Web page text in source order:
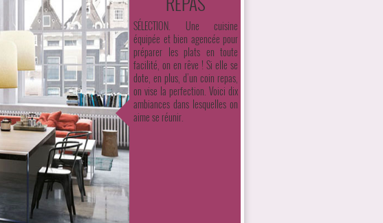
SÉLECTION. Une cuisine
équipée et bien agencée pour
préparer les plats en toute
facilité, on en rêve ! Si elle se
dote, en plus, d’un coin repas,
on vise la perfection. Voici dix
ambiances dans lesquelles on
aime se réunir.